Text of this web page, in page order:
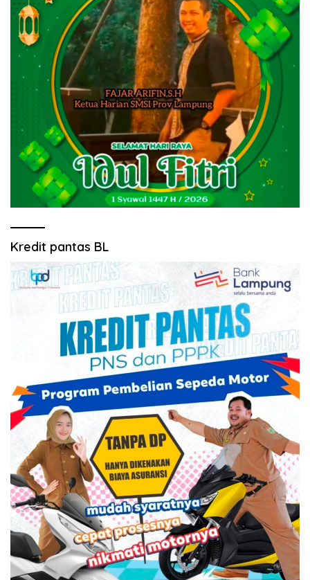
Kredit pantas BL